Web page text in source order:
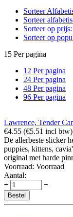
Sorteer
Sorteer
Sorteer op
Sorteer op
15 Per pagina
12 Per pagina
24 Per pagina
48 Per pagina
96 Per pagina
Lawrence, Tender
€4.55 (€5.51 incl btw)
De allerbeste slicker
puppies, kittens,
original met harde
Voorraad: Voorraad
Aantal:
+
−
Bestel